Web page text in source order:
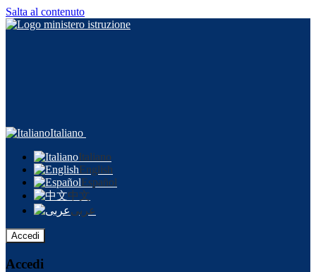
Salta al contenuto
Italiano
Italiano
English
Español
中文
عربى
Accedi
Accedi